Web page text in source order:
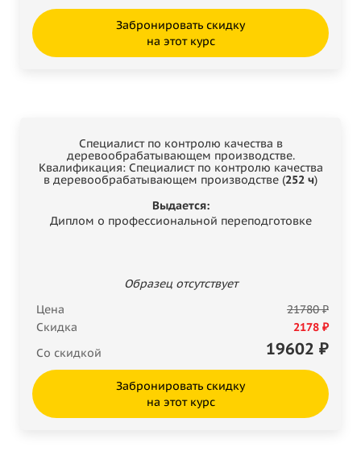
Забронировать скидку
на этот курс
Специалист по контролю качества в
деревообрабатывающем производстве.
Квалификация: Специалист по контролю качества
в деревообрабатывающем производстве (252 ч)
Выдается:
Диплом о профессиональной переподготовке
Образец отсутствует
Цена
21780 ₽
Скидка
2178 ₽
Со скидкой
19602 ₽
Забронировать скидку
на этот курс